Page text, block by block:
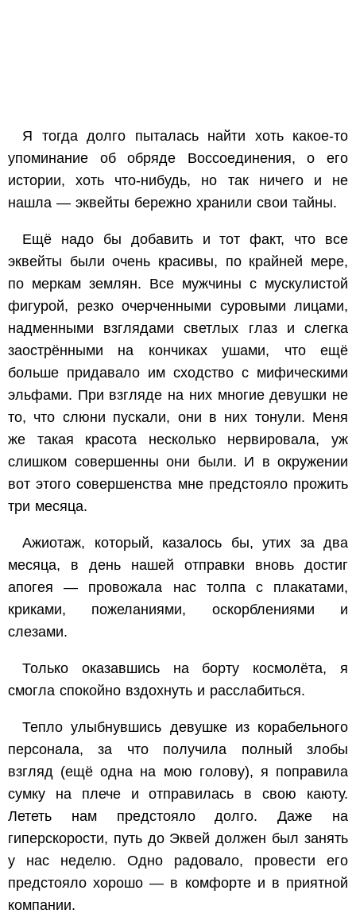
Я тогда долго пыталась найти хоть какое-то
упоминание об обряде Воссоединения, о его
истории, хоть что-нибудь, но так ничего и не
нашла — эквейты бережно хранили свои тайны.
Ещё надо бы добавить и тот факт, что все
эквейты были очень красивы, по крайней мере,
по меркам землян. Все мужчины с мускулистой
фигурой, резко очерченными суровыми лицами,
надменными взглядами светлых глаз и слегка
заострёнными на кончиках ушами, что ещё
больше придавало им сходство с мифическими
эльфами. При взгляде на них многие девушки не
то, что слюни пускали, они в них тонули. Меня
же такая красота несколько нервировала, уж
слишком совершенны они были. И в окружении
вот этого совершенства мне предстояло прожить
три месяца.
Ажиотаж, который, казалось бы, утих за два
месяца, в день нашей отправки вновь достиг
апогея — провожала нас толпа с плакатами,
криками, пожеланиями, оскорблениями и
слезами.
Только оказавшись на борту космолёта, я
смогла спокойно вздохнуть и расслабиться.
Тепло улыбнувшись девушке из корабельного
персонала, за что получила полный злобы
взгляд (ещё одна на мою голову), я поправила
сумку на плече и отправилась в свою каюту.
Лететь нам предстояло долго. Даже на
гиперскорости, путь до Эквей должен был занять
у нас неделю. Одно радовало, провести его
предстояло хорошо — в комфорте и в приятной
компании.